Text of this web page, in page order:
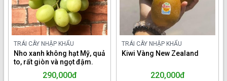
TRÁI CÂY NHẬP KHẨU
Nho xanh không hạt Mỹ, quả
to, rất giòn và ngọt đậm.
290,000đ
TRÁI CÂY NHẬP KHẨU
Kiwi Vàng New Zealand
220,000đ